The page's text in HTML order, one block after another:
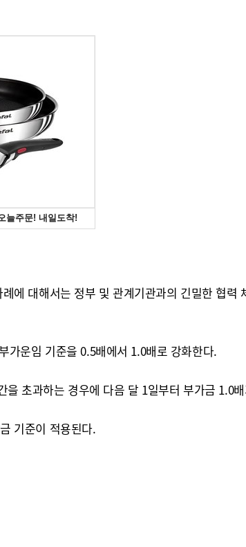
에 대해서는 정부 및 관계기관과의 긴밀한 협력
가운임 기준을 0.5배에서 1.0배로 강화한다.
초과하는 경우에 다음 달 1일부터 부가금 1.0
기준이 적용된다.